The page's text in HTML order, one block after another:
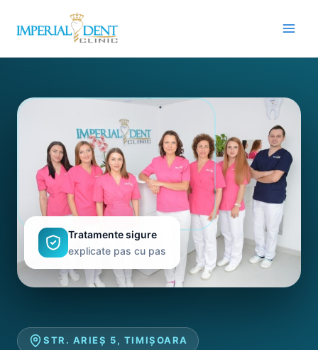
STR. ARIEȘ 5, TIMIȘOARA
Tratamente sigure
explicate pas cu pas